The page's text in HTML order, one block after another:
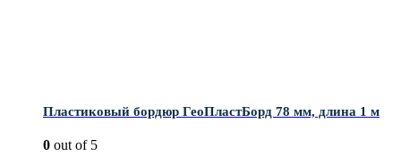
Пластиковый бордюр ГеоПластБорд 78 мм, длина 1 м
0 out of 5